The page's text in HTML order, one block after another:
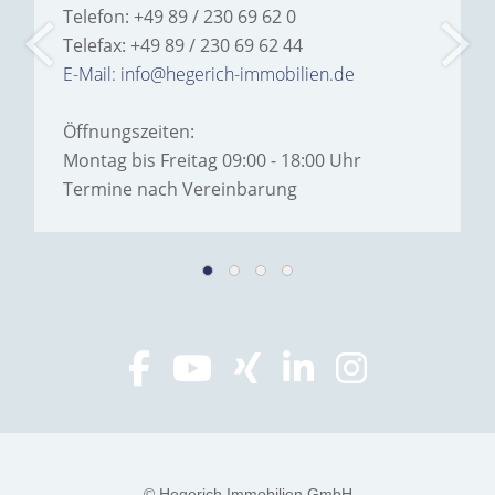
Telefon: +49 89 / 230 69 62 0
Telefax: +49 89 / 230 69 62 44
E-Mail: info@hegerich-immobilien.de
Öffnungszeiten:
Montag bis Freitag 09:00 - 18:00 Uhr
Termine nach Vereinbarung